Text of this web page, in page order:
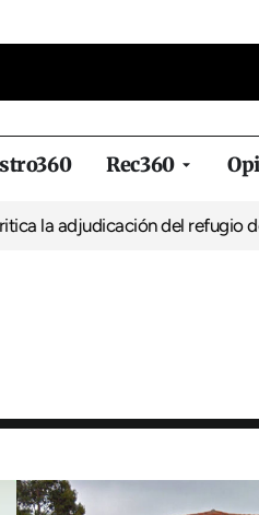
Rec360
del refugio de Mougá y